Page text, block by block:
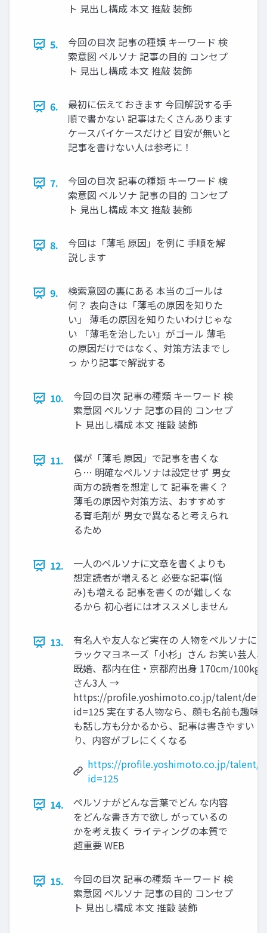
ト 見出し構成 本文 推敲 装飾
5.
今回の目次 記事の種類 キーワード 検
索意図 ペルソナ 記事の目的 コンセプ
ト 見出し構成 本文 推敲 装飾
6.
最初に伝えておきます 今回解説する手
順で書かない 記事はたくさんあります
ケースバイケースだけど 目安が無いと
記事を書けない人は参考に！
7.
今回の目次 記事の種類 キーワード 検
索意図 ペルソナ 記事の目的 コンセプ
ト 見出し構成 本文 推敲 装飾
8.
今回は「薄毛 原因」を例に 手順を解
説します
9.
検索意図の裏にある 本当のゴールは
何？ 表向きは「薄毛の原因を知りた
い」 薄毛の原因を知りたいわけじゃな
い 「薄毛を治したい」がゴール 薄毛
の原因だけではなく、対策方法までし
っ かり記事で解説する
10.
今回の目次 記事の種類 キーワード 検
索意図 ペルソナ 記事の目的 コンセプ
ト 見出し構成 本文 推敲 装飾
11.
僕が「薄毛 原因」で記事を書くな
ら… 明確なペルソナは設定せず 男女
両方の読者を想定して 記事を書く？
薄毛の原因や対策方法、おすすめす
る育毛剤が 男女で異なると考えられ
るため
12.
一人のペルソナに文章を書くよりも
想定読者が増えると 必要な記事(悩
み)も増える 記事を書くのが難しくな
るから 初心者にはオススメしません
13.
有名人や友人など実在の 人物をペルソナに
ラックマヨネーズ「小杉」さん お笑い芸人
既婚、都内在住・京都府出身 170cm/100kg
さん3人 →
https://profile.yoshimoto.co.jp/talent/
id=125 実在する人物なら、顔も名前も趣味
も話し方も分かるから、記事は書きやすい
り、内容がブレにくくなる
https://profile.yoshimoto.co.jp/talent/
id=125
14.
ペルソナがどんな言葉でどん な内容
をどんな書き方で欲し がっているの
かを考え抜く ライティングの本質で
超重要 WEB
15.
今回の目次 記事の種類 キーワード 検
索意図 ペルソナ 記事の目的 コンセプ
ト 見出し構成 本文 推敲 装飾